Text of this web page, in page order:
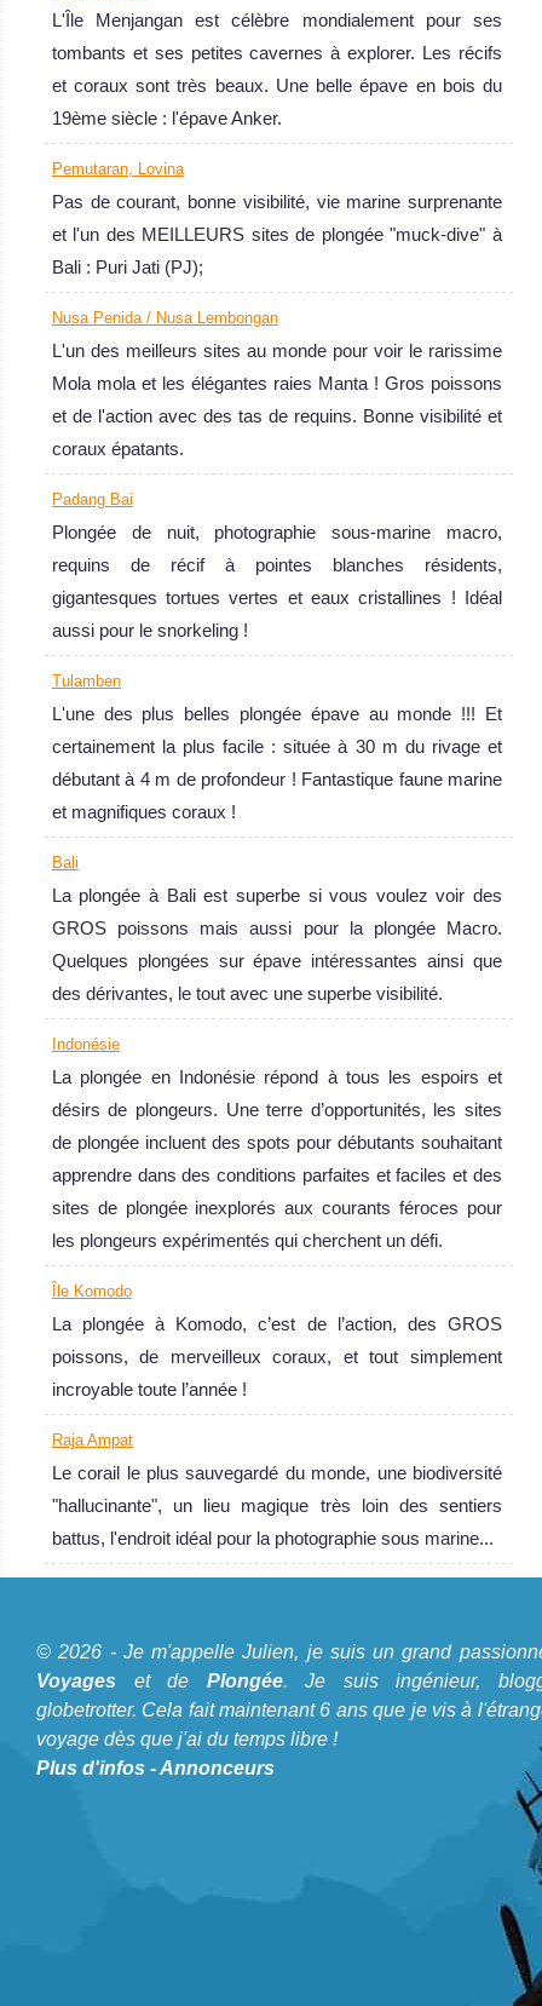
intéressantes
ainsi que des
dérivantes, le
superbe
Bali Avis sur la
plongée
Indonésie
La plongée en Indonésie répond à tous les espoirs et
désirs de plongeurs. Une terre d’opportunités, les sites de
plongée incluent des spots pour débutants souhaitant
apprendre dans des conditions parfaites et faciles et des
sites de plongée inexplorés aux courants féroces pour les
plongeurs expérimentés qui cherchent un défi.
Indonésie Avis sur la plongée
Île Komodo
La plongée à Komodo, c’est de l’action, des GROS
poissons, de merveilleux coraux, et tout simplement
incroyable toute l’année !
Île Komodo Avis sur la plongée
Raja
Ampat
sauvegardé du
monde, une
un lieu magique
très loin des
sentiers battus,
l'endroit idéal
sous marine...
Raja Ampat Avis
sur la plongée
L'Île Menjangan est célèbre mondialement pour ses
tombants et ses petites cavernes à explorer. Les récifs
et coraux sont très beaux. Une belle épave en bois du
19ème siècle : l'épave Anker.
Pemutaran, Lovina
Pas de courant, bonne visibilité, vie marine surprenante
et l'un des MEILLEURS sites de plongée "muck-dive" à
Bali : Puri Jati (PJ);
Nusa Penida / Nusa Lembongan
L'un des meilleurs sites au monde pour voir le rarissime
Mola mola et les élégantes raies Manta ! Gros poissons
et de l'action avec des tas de requins. Bonne visibilité et
coraux épatants.
Padang Bai
Plongée de nuit, photographie sous-marine macro,
requins de récif à pointes blanches résidents,
gigantesques tortues vertes et eaux cristallines ! Idéal
aussi pour le snorkeling !
Tulamben
L'une des plus belles plongée épave au monde !!! Et
certainement la plus facile : située à 30 m du rivage et
débutant à 4 m de profondeur ! Fantastique faune marine
et magnifiques coraux !
Bali
La plongée à Bali est superbe si vous voulez voir des
GROS poissons mais aussi pour la plongée Macro.
Quelques plongées sur épave intéressantes ainsi que
des dérivantes, le tout avec une superbe visibilité.
Indonésie
La plongée en Indonésie répond à tous les espoirs et
désirs de plongeurs. Une terre d’opportunités, les sites
de plongée incluent des spots pour débutants souhaitant
apprendre dans des conditions parfaites et faciles et des
sites de plongée inexplorés aux courants féroces pour
les plongeurs expérimentés qui cherchent un défi.
Île Komodo
La plongée à Komodo, c’est de l’action, des GROS
poissons, de merveilleux coraux, et tout simplement
incroyable toute l’année !
Raja Ampat
Le corail le plus sauvegardé du monde, une biodiversité
"hallucinante", un lieu magique très loin des sentiers
battus, l'endroit idéal pour la photographie sous marine...
Je m'appelle Julien, je suis un grand passionné de
Voyageset de Plongée. Je suis ingénieur, bloggeur,
globetrotter. Cela fait maintenant 6 ans que je vis à
l'étranger et voyage dès que j'ai du temps libre !
© 2026 - Je m'appelle Julien, je suis un grand
Voyages et de Plongée. Je suis ingénieur,
globetrotter. Cela fait maintenant 6 ans que je vis à
voyage dès que j'ai du temps libre !
Plus d'infos -Annonceurs